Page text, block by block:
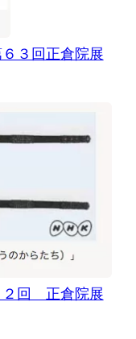
３回正倉院展
２回 正倉院展